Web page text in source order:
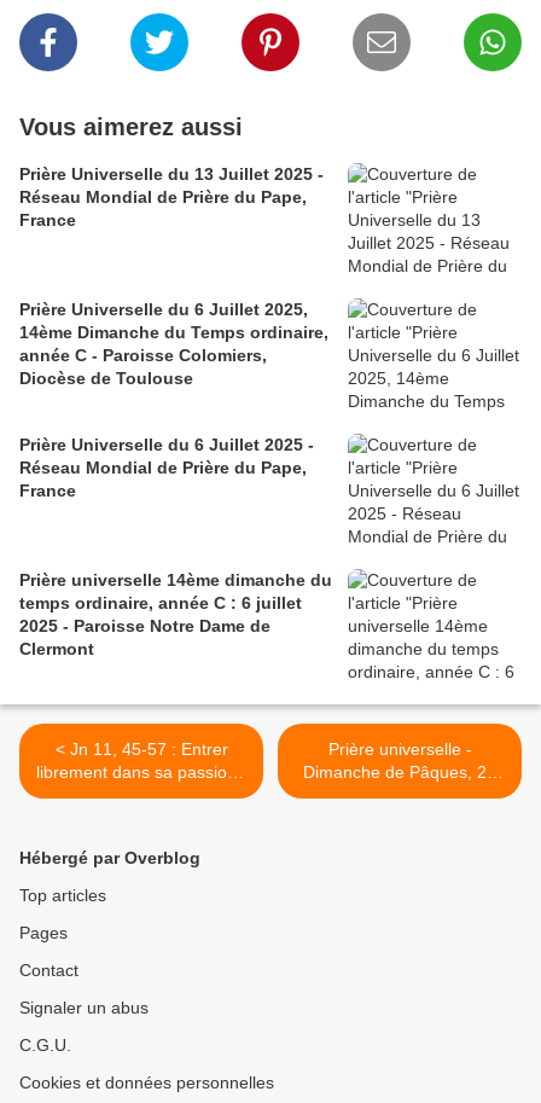
Vous aimerez aussi
Prière Universelle du 13 Juillet 2025 -
Réseau Mondial de Prière du Pape,
France
Prière Universelle du 6 Juillet 2025,
14ème Dimanche du Temps ordinaire,
année C - Paroisse Colomiers,
Diocèse de Toulouse
Prière Universelle du 6 Juillet 2025 -
Réseau Mondial de Prière du Pape,
France
Prière universelle 14ème dimanche du
temps ordinaire, année C : 6 juillet
2025 - Paroisse Notre Dame de
Clermont
< Jn 11, 45-57 : Entrer
librement dans sa passion -
Samedi, 5ème Semaine de
Prière universelle -
Dimanche de Pâques, 20
avril 2025 - Réseau Mondial
Hébergé par Overblog
Top articles
Pages
Contact
Signaler un abus
C.G.U.
Cookies et données personnelles